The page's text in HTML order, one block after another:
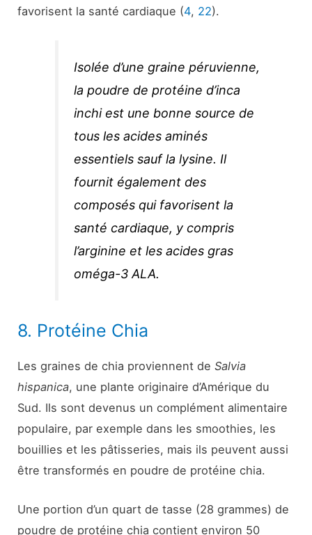
favorisent la santé cardiaque (4, 22).
Isolée d’une graine péruvienne,
la poudre de protéine d’inca
inchi est une bonne source de
tous les acides aminés
essentiels sauf la lysine. Il
fournit également des
composés qui favorisent la
santé cardiaque, y compris
l’arginine et les acides gras
oméga-3 ALA.
8. Protéine Chia
Les graines de chia proviennent deSalvia
hispanica, une plante originaire d’Amérique du
Sud. Ils sont devenus un complément alimentaire
populaire, par exemple dans les smoothies, les
bouillies et les pâtisseries, mais ils peuvent aussi
être transformés en poudre de protéine chia.
Une portion d’un quart de tasse (28 grammes) de
poudre de protéine chia contient environ 50